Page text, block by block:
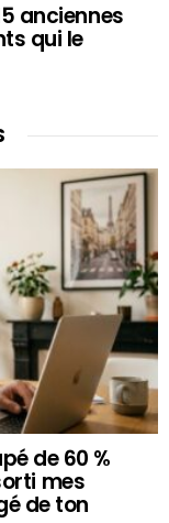
anciennes
qui le
de 60 %
mes
de ton